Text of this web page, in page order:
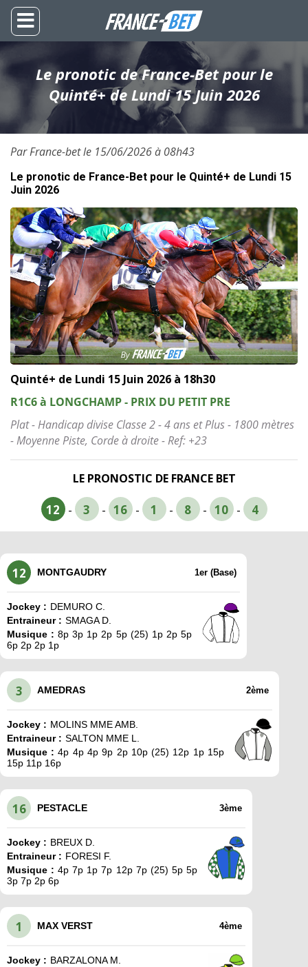
Le pronotic de France-Bet pour le
Quinté+ de Lundi 15 Juin 2026
Par France-bet le 15/06/2026 à 08h43
Le pronotic de France-Bet pour le Quinté+ de Lundi 15
Juin 2026
Quinté+ de Lundi 15 Juin 2026 à 18h30
R1C6 à LONGCHAMP - PRIX DU PETIT PRE
Plat - Handicap divise Classe 2 - 4 ans et Plus - 1800 mètres
- Moyenne Piste, Corde à droite - Ref: +23
LE PRONOSTIC DE FRANCE BET
12 - 3 - 16 - 1 - 8 - 10 - 4
12 MONTGAUDRY 1er (Base)
Jockey : DEMURO C.
Entraineur : SMAGA D.
Musique : 8p 3p 1p 2p 5p (25) 1p 2p 5p
6p 2p 2p 1p
3 AMEDRAS 2ème
Jockey : MOLINS MME AMB.
Entraineur : SALTON MME L.
Musique : 4p 4p 4p 9p 2p 10p (25) 12p 1p 15p
15p 11p 16p
16 PESTACLE 3ème
Jockey : BREUX D.
Entraineur : FORESI F.
Musique : 4p 7p 1p 7p 12p 7p (25) 5p 5p
3p 7p 2p 6p
1 MAX VERST 4ème
Jockey : BARZALONA M.